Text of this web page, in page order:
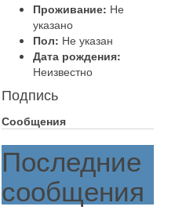
Проживание: Не
указано
Пол: Не указан
Дата рождения:
Неизвестно
Подпись
Сообщения
Последние
сообщения